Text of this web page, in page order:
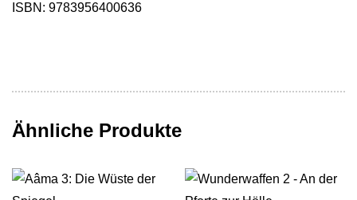
ISBN: 9783956400636
Ähnliche Produkte